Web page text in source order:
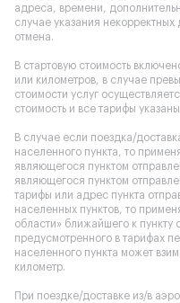
адреса, времени,
случае указания
отмена.
В стартовую стоимость
или километров, в случае
стоимости услуг
стоимость и все тарифы
В случае если поездка/
населенного пункта, то
являющегося пунктом
являющегося пунктом
тарифы или адрес пункта
населенных пунктов, то
области» ближайшего к пункту
предусмотренного в тарифах
населенного пункта может
километр.
При поездке/доставке из/в